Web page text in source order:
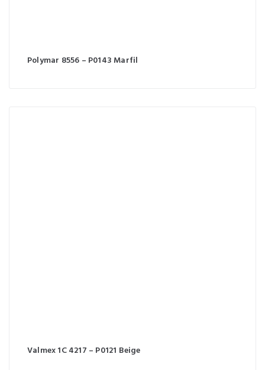
Polymar 8556 – P0143 Marfil
Valmex 1C 4217 – P0121 Beige